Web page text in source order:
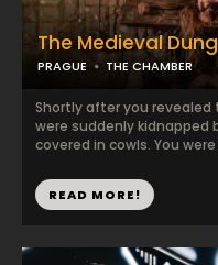
The Medieval
PRAGUE THE CHAMBER
Shortly after you revealed
were suddenly kidnapped
covered in cowls. You
READ MORE!